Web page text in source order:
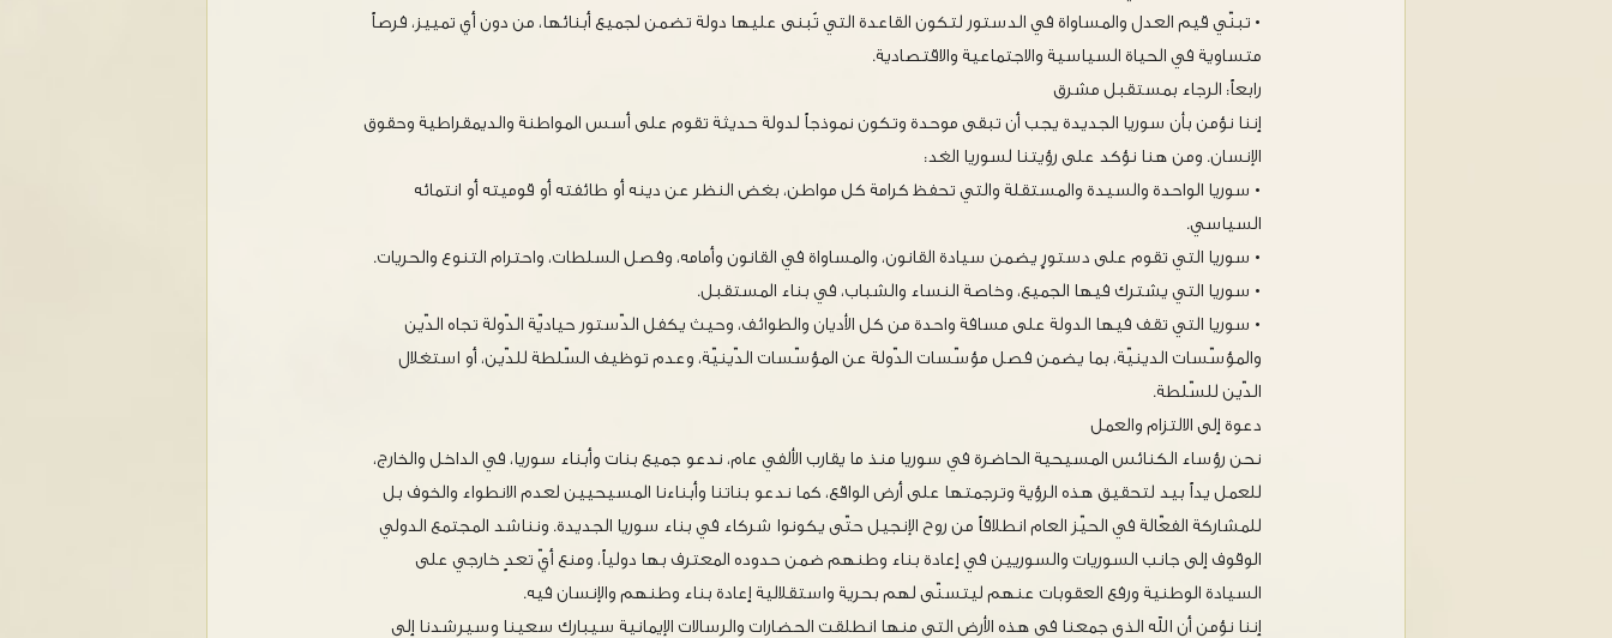
• تبنّي قيم العدل والمساواة في الدستور لتكون القاعدة التي تُبنى عليها دولة تضمن لجميع أبنائها، من دون أي تمييز، فرصاً
متساوية في الحياة السياسية والاجتماعية والاقتصادية.
رابعاً: الرجاء بمستقبل مشرق
إننا نؤمن بأن سوريا الجديدة يجب أن تبقى موحدة وتكون نموذجاً لدولة حديثة تقوم على أسس المواطنة والديمقراطية وحقوق
الإنسان. ومن هنا نؤكد على رؤيتنا لسوريا الغد:
• سوريا الواحدة والسيدة والمستقلة والتي تحفظ كرامة كل مواطن، بغض النظر عن دينه أو طائفته أو قوميته أو انتمائه
السياسي.
• سوريا التي تقوم على دستورٍ يضمن سيادة القانون، والمساواة في القانون وأمامه، وفصل السلطات، واحترام التنوع والحريات.
• سوريا التي يشترك فيها الجميع، وخاصة النساء والشباب، في بناء المستقبل.
• سوريا التي تقف فيها الدولة على مسافة واحدة من كل الأديان والطوائف، وحيث يكفل الدّستور حياديّة الدّولة تجاه الدّين
والمؤسّسات الدينيّة، بما يضمن فصل مؤسّسات الدّولة عن المؤسّسات الدّينيّة، وعدم توظيف السّلطة للدّين، أو استغلال
الدّين للسّلطة.
دعوة إلى الالتزام والعمل
نحن رؤساء الكنائس المسيحية الحاضرة في سوريا منذ ما يقارب الألفي عام، ندعو جميع بنات وأبناء سوريا، في الداخل والخارج،
للعمل يداً بيد لتحقيق هذه الرؤية وترجمتها على أرض الواقع، كما ندعو بناتنا وأبناءنا المسيحيين لعدم الانطواء والخوف بل
للمشاركة الفعّالة في الحيّز العام انطلاقاً من روح الإنجيل حتّى يكونوا شركاء في بناء سوريا الجديدة. ونناشد المجتمع الدولي
الوقوف إلى جانب السوريات والسوريين في إعادة بناء وطنهم ضمن حدوده المعترف بها دولياً، ومنع أيّ تعدٍ خارجي على
السيادة الوطنية ورفع العقوبات عنهم ليتسنّى لهم بحرية واستقلالية إعادة بناء وطنهم والإنسان فيه.
إننا نؤمن أن الله الذي جمعنا في هذه الأرض التي منها انطلقت الحضارات والرسالات الإيمانية سيبارك سعينا وسيرشدنا إلى